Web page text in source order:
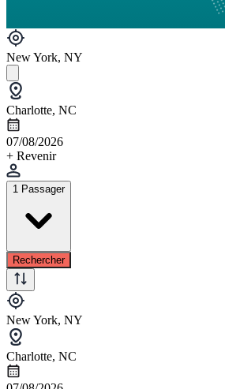
New York, NY
Charlotte, NC
07/08/2026
+ Revenir
1 Passager
Rechercher
New York, NY
Charlotte, NC